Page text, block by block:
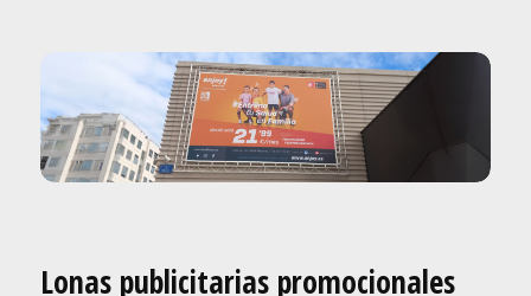
Lonas publicitarias promocionales